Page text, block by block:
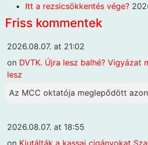
Itt a rezsicsökkentés vége?
Friss kommentek
2026.08.07. at 21:02
on DVTK. Újra lesz balhé? Vigyázat
lesz
Az MCC oktatója meglepődött
2026.08.07. at 18:55
on Kiutálták a kassai cigányokat